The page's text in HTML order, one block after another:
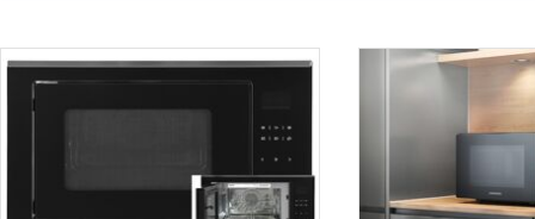
cùng tìm hiểu ngay dưới đây nhé.
và tiện lợi. Cùng
hiểu chi tiết sản